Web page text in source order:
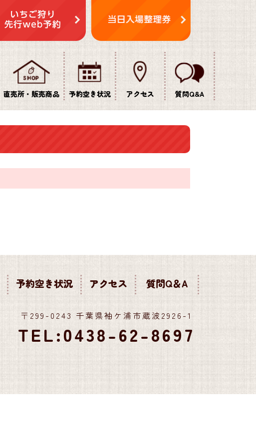
直売所・販売商品 予約空き状況 アクセス 質問Q&A
予約空き状況 アクセス 質問Q＆A
〒299-0243 千葉県袖ケ浦市蔵波2926-1
TEL:0438-62-8697